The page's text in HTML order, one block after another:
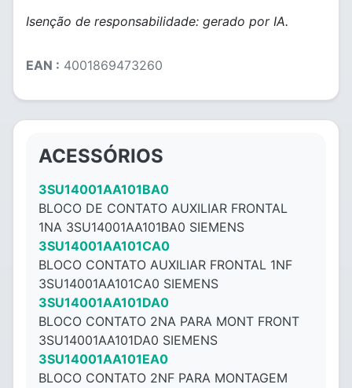
Isenção de responsabilidade: gerado por IA.
EAN : 4001869473260
ACESSÓRIOS
3SU14001AA101BA0
BLOCO DE CONTATO AUXILIAR FRONTAL
1NA 3SU14001AA101BA0 SIEMENS
3SU14001AA101CA0
BLOCO CONTATO AUXILIAR FRONTAL 1NF
3SU14001AA101CA0 SIEMENS
3SU14001AA101DA0
BLOCO CONTATO 2NA PARA MONT FRONT
3SU14001AA101DA0 SIEMENS
3SU14001AA101EA0
BLOCO CONTATO 2NF PARA MONTAGEM